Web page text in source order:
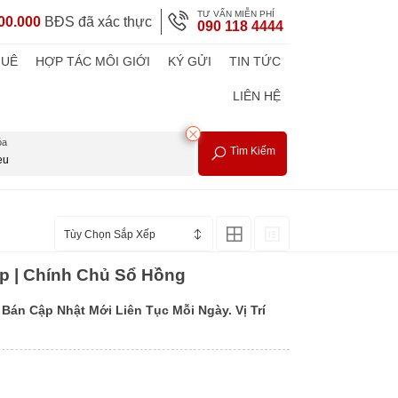
BĐS đã xác thực TƯ VẤN MIỄN PHÍ
090 118 4444
HỢP TÁC MÔI GIỚI KÝ GỬI TIN TỨC
LIÊN HỆ
Tìm Kiếm
Tùy Chọn Sắp Xếp
| Chính Chủ Sổ Hồng
Cập Nhật Mới Liên Tục Mỗi Ngày. Vị Trí